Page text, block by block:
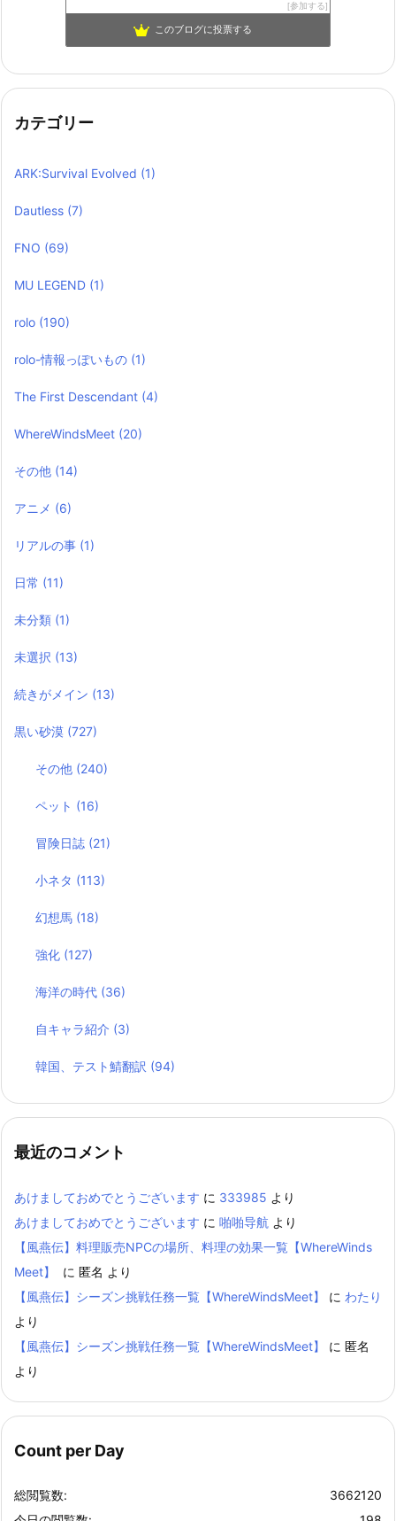
参加する
このブログに投票する
カテゴリー
ARK:Survival Evolved (1)
Dautless (7)
FNO (69)
MU LEGEND (1)
rolo (190)
rolo-情報っぽいもの (1)
The First Descendant (4)
WhereWindsMeet (20)
その他 (14)
アニメ (6)
リアルの事 (1)
日常 (11)
未分類 (1)
未選択 (13)
続きがメイン (13)
黒い砂漠 (727)
その他 (240)
ペット (16)
冒険日誌 (21)
小ネタ (113)
幻想馬 (18)
強化 (127)
海洋の時代 (36)
自キャラ紹介 (3)
韓国、テスト鯖翻訳 (94)
最近のコメント
あけましておめでとうございます に 333985 より
あけましておめでとうございます に 啪啪导航 より
【風燕伝】料理販売NPCの場所、料理の効果一覧【WhereWinds
Meet】
に 匿名 より
【風燕伝】シーズン挑戦任務一覧【WhereWindsMeet】
に わたり
より
【風燕伝】シーズン挑戦任務一覧【WhereWindsMeet】
に 匿名
より
Count per Day
3662120
総閲覧数: